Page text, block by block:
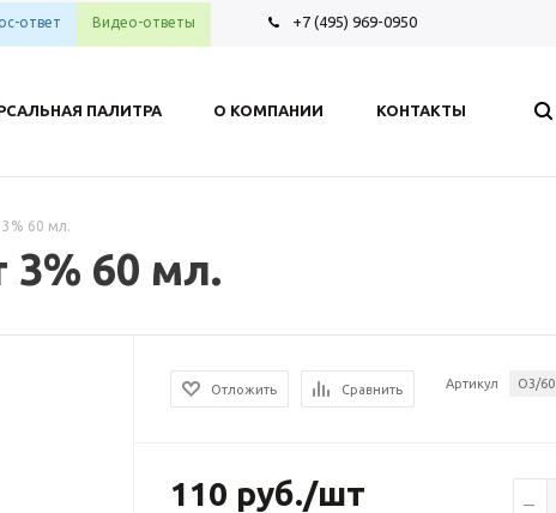
ответ Видео-ответы +7 (495) 969-0950
ПАЛИТРА О КОМПАНИИ КОНТАКТЫ
3% 60 мл.
3% 60 мл.
Отложить Сравнить Артикул O3/60
110 руб./шт